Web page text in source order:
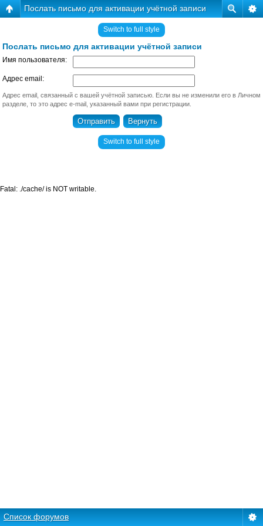
Послать письмо для активации учётной записи
Switch to full style
Послать письмо для активации учётной записи
Имя пользователя:
Адрес email:
Адрес email, связанный с вашей учётной записью. Если вы не изменили его в Личном
разделе, то это адрес e-mail, указанный вами при регистрации.
Switch to full style
Список форумов
Fatal: ./cache/ is NOT writable.